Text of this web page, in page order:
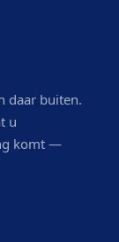
daar buiten.
u
komt —